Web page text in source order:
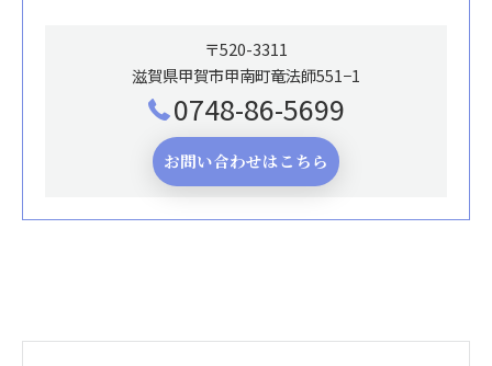
〒520-3311
滋賀県甲賀市甲南町竜法師551−1
0748-86-5699
お問い合わせはこちら